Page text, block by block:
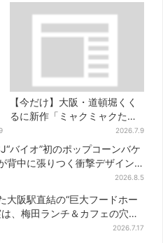
【今だけ】大阪・道頓堀くく
るに新作「ミャクミャクたこ
焼」登場！関西の8店舗限定で
2026.7.9
バイオ”初のポップコーンバケ
背中に張りつく衝撃デザイン
2026.8.5
大阪駅直結の“巨大フードホー
、梅田ランチ＆カフェの穴場
2026.7.17